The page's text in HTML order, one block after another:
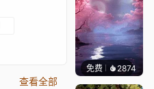
查看全部
免费 2874